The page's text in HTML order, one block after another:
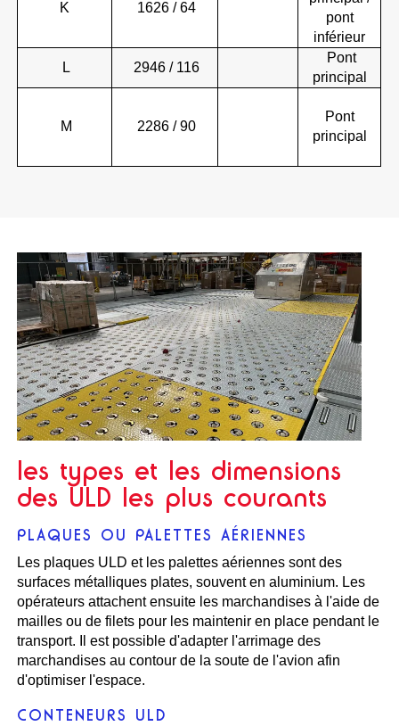
K 1626 / 64
pont
inférieur
L
2946 / 116
Pont
principal
M 2286 / 90
Pont
principal
les types et les dimensions
des ULD les plus courants
PLAQUES OU PALETTES AÉRIENNES
Les plaques ULD et les palettes aériennes sont des
surfaces métalliques plates, souvent en aluminium. Les
opérateurs attachent ensuite les marchandises à l'aide de
mailles ou de filets pour les maintenir en place pendant le
transport. Il est possible d'adapter l'arrimage des
marchandises au contour de la soute de l'avion afin
d'optimiser l'espace.
CONTENEURS ULD